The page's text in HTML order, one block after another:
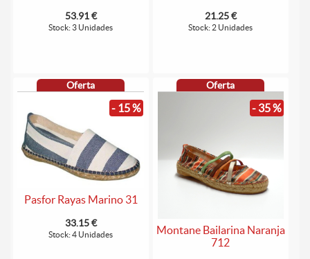
53.91 €
Stock: 3 Unidades
21.25 €
Stock: 2 Unidades
Oferta
- 15 %
Pasfor Rayas Marino 31
33.15 €
Stock: 4 Unidades
Oferta
- 35 %
Montane Bailarina Naranja
712